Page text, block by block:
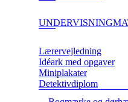
Lærervejledning
Idéark med opgaver
Miniplakater
Detektivdiplom